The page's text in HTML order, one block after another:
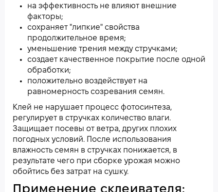
на эффективность не влияют внешние
факторы;
сохраняет "липкие" свойства
продолжительное время;
уменьшение трения между стручками;
создает качественное покрытие после одной
обработки;
положительно воздействует на
равномерность созревания семян.
Клей не нарушает процесс фотосинтеза,
регулирует в стручках количество влаги.
Защищает посевы от ветра, других плохих
погодных условий. После использования
влажность семян в стручках понижается, в
результате чего при сборке урожая можно
обойтись без затрат на сушку.
Применение склеивателя: